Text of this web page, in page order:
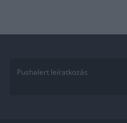
Pushalert leíratkozás